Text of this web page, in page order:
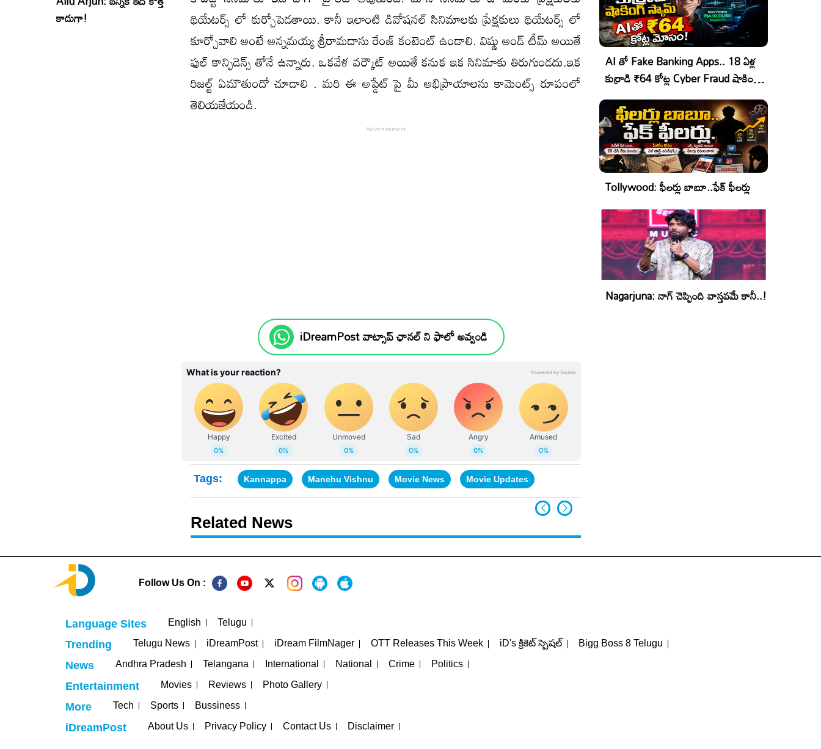
కాదుగా!
థియేటర్స్ లో కుర్చోపెడతాయి. కానీ ఇలాంటి డివోషనల్ సినిమాలకు ప్రేక్షకులు థియేటర్స్ లో
కూర్చోవాలి అంటే అన్నమయ్య శ్రీరామదాసు రేంజ్ కంటెంట్ ఉండాలి. విష్ణు అండ్ టీమ్ అయితే
ఫుల్ కాన్ఫిడెన్స్ తోనే ఉన్నారు. ఒకవేళ వర్కౌట్ అయితే కనుక ఇక సినిమాకు తిరుగుండదు.ఇక
రిజల్ట్ ఏమౌతుందో చూడాలి . మరి ఈ అప్డేట్ పై మీ అభిప్రాయాలను కామెంట్స్ రూపంలో
తెలియజేయండి.
iDreamPost వాట్సాప్ ఛానల్ ని ఫాలో అవ్వండి
Tags: Kannappa Manchu Vishnu Movie News Movie Updates
Related News
AI తో Fake Banking Apps.. 18 ఏళ్ల
కుర్రాడి ₹64 కోట్ల Cyber Fraud షాకింగ్
ఆపరేషన్!
Tollywood: ఫీలర్లు బాబూ..ఫేక్ ఫీలర్లు
Nagarjuna: నాగ్ చెప్పింది వాస్తవమే కానీ..!
Follow Us On :
Language Sites English Telugu
Trending Telugu News iDreamPost iDream FilmNager OTT Releases This Week iD's క్రికెట్ స్పెషల్ Bigg Boss 8 Telugu
News Andhra Pradesh Telangana International National Crime Politics
Entertainment Movies Reviews Photo Gallery
More Tech Sports Bussiness
iDreamPost About Us Privacy Policy Contact Us Disclaimer